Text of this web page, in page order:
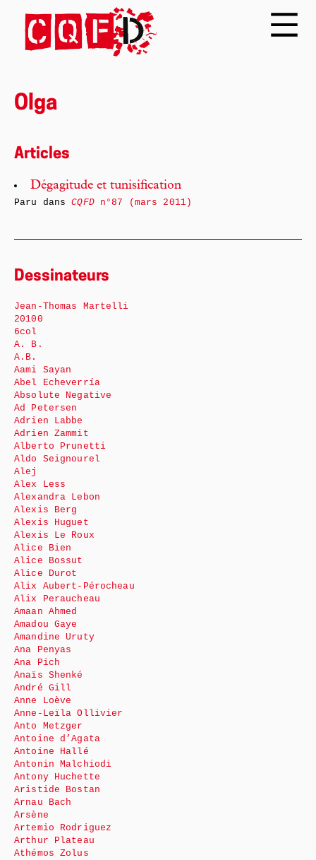
Olga
Articles
Dégagitude et tunisification
Paru dansCQFDn°87 (mars 2011)
Dessinateurs
Jean-Thomas Martelli
20100
6col
A. B.
A.B.
Aami Sayan
Abel Echeverría
Absolute Negative
Ad Petersen
Adrien Labbe
Adrien Zammit
Alberto Prunetti
Aldo Seignourel
Alej
Alex Less
Alexandra Lebon
Alexis Berg
Alexis Huguet
Alexis Le Roux
Alice Bien
Alice Bossut
Alice Durot
Alix Aubert-Pérocheau
Alix Peraucheau
Amaan Ahmed
Amadou Gaye
Amandine Uruty
Ana Penyas
Ana Pich
Anaïs Shenké
André Gill
Anne Loève
Anne-Leïla Ollivier
Anto Metzger
Antoine d’Agata
Antoine Hallé
Antonin Malchiodi
Antony Huchette
Aristide Bostan
Arnau Bach
Arsène
Artemio Rodriguez
Arthur Plateau
Athémos Zolus